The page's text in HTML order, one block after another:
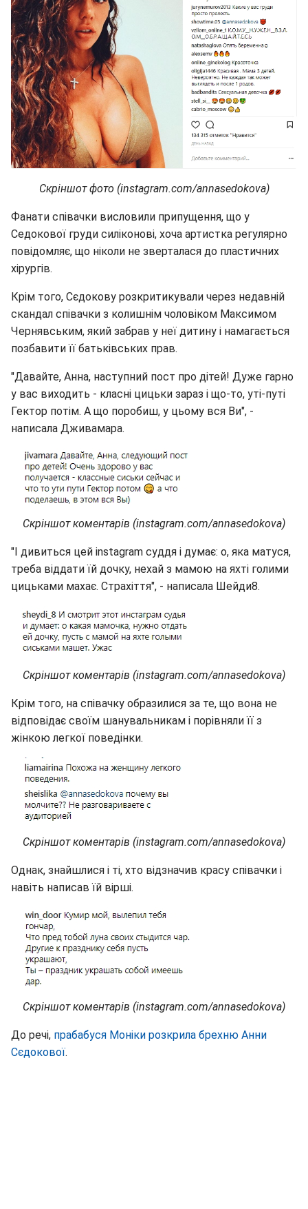
Скріншот фото (instagram.com/annasedokova)
Фанати співачки висловили припущення, що у
Седокової груди силіконові, хоча артистка регулярно
повідомляє, що ніколи не зверталася до пластичних
хірургів.
Крім того, Сєдокову розкритикували через недавній
скандал співачки з колишнім чоловіком Максимом
Чернявським, який забрав у неї дитину і намагається
позбавити її батьківських прав.
"Давайте, Анна, наступний пост про дітей! Дуже гарно
у вас виходить - класні цицьки зараз і що-то, уті-путі
Гектор потім. А що поробиш, у цьому вся Ви", -
написала Дживамара.
Скріншот коментарів (instagram.com/annasedokova)
"І дивиться цей instagram суддя і думає: о, яка матуся,
треба віддати їй дочку, нехай з мамою на яхті голими
цицьками махає. Страхіття", - написала Шейди8.
Скріншот коментарів (instagram.com/annasedokova)
Крім того, на співачку образилися за те, що вона не
відповідає своїм шанувальникам і порівняли її з
жінкою легкої поведінки.
Скріншот коментарів (instagram.com/annasedokova)
Однак, знайшлися і ті, хто відзначив красу співачки і
навіть написав їй вірші.
Скріншот коментарів (instagram.com/annasedokova)
До речі, прабабуся Моніки розкрила брехню Анни
Сєдокової.